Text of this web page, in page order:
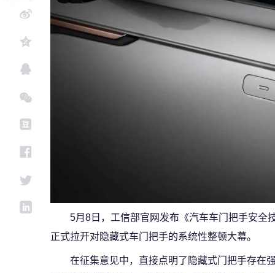
5月8日，工信部官网发布《汽车车门把手安全
正式拉开对隐藏式车门把手的系统性整顿大幕。
在征集意见中，直接点明了隐藏式门把手存在